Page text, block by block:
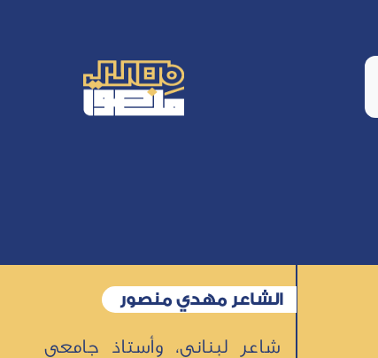
الشاعر مهدي منصور
شاعر لبناني، وأستاذ جامعي